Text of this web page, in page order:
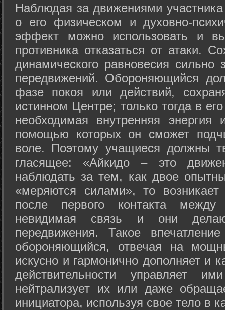
Hаблюдая за движениями
о его физическом и духовно-
эффект можно использовать и
противника отказаться от атаки.
динамического равновесия сильно
передвижений. Обороняющийся
фазе покоя или действий,
истинном Центре; только тогда в
необходимая внутренняя
помощью которых он сможет
воле. Поэтому учащиеся должны
гласящее: «Айкидо – это
наблюдать за тем, как двое
«меряются силами», то возникает
после первого контакта
невидимая связь и они
передвижения. Такое
обороняющийся, отвечая на
искусно и гармонично дополняет и
действительности управляет
нейтрализует их или даже
инициатора, используя свое тело в